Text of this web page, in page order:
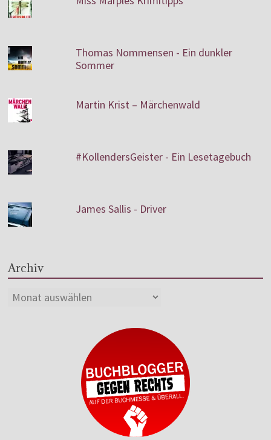
Thomas Nommensen - Ein dunkler
Sommer
Martin Krist – Märchenwald
#KollendersGeister - Ein Lesetagebuch
James Sallis - Driver
Archiv